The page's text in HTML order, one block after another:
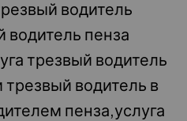
водитель
водитель пенза
трезвый водитель
трезвый водитель в
пенза,услуга